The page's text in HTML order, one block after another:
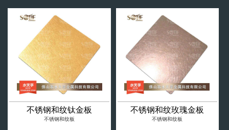
不锈钢和纹钛金板
不锈钢和纹板
不锈钢和纹玫瑰金板
不锈钢和纹板